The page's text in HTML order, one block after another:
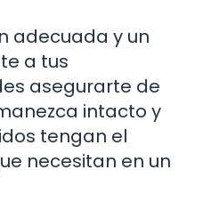
adecuada y un
a tus
asegurarte de
intacto y
tengan el
necesitan en un